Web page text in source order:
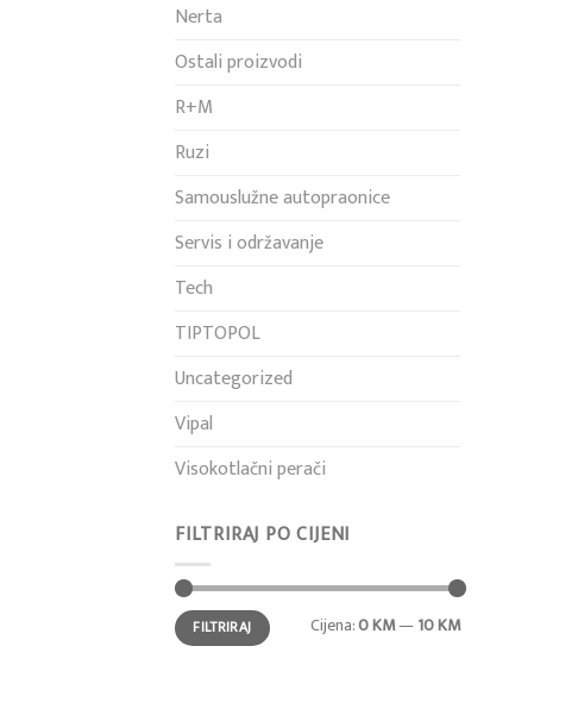
Nerta
Ostali proizvodi
R+M
Ruzi
Samouslužne autopraonice
Servis i održavanje
Tech
TIPTOPOL
Uncategorized
Vipal
Visokotlačni perači
FILTRIRAJ PO CIJENI
Min
cijena
Maks
cijenaFILTRIRAJ Cijena:0 KM—10 KM